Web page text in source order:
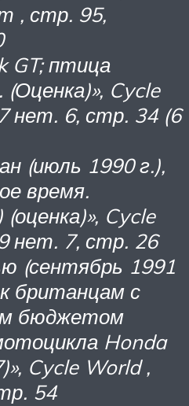
, стр. 95,
GT; птица
(Оценка)», Cycle
нет. 6, стр. 34 (6
(июль 1990 г.),
время.
Cycle
нет. 7, стр. 26
(сентябрь 1991
британцам с
бюджетом
Honda
Cycle World,
54